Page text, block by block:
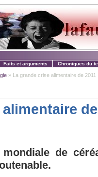
Faits et arguments Chroniques du
» La grande crise alimentaire de 2011
de